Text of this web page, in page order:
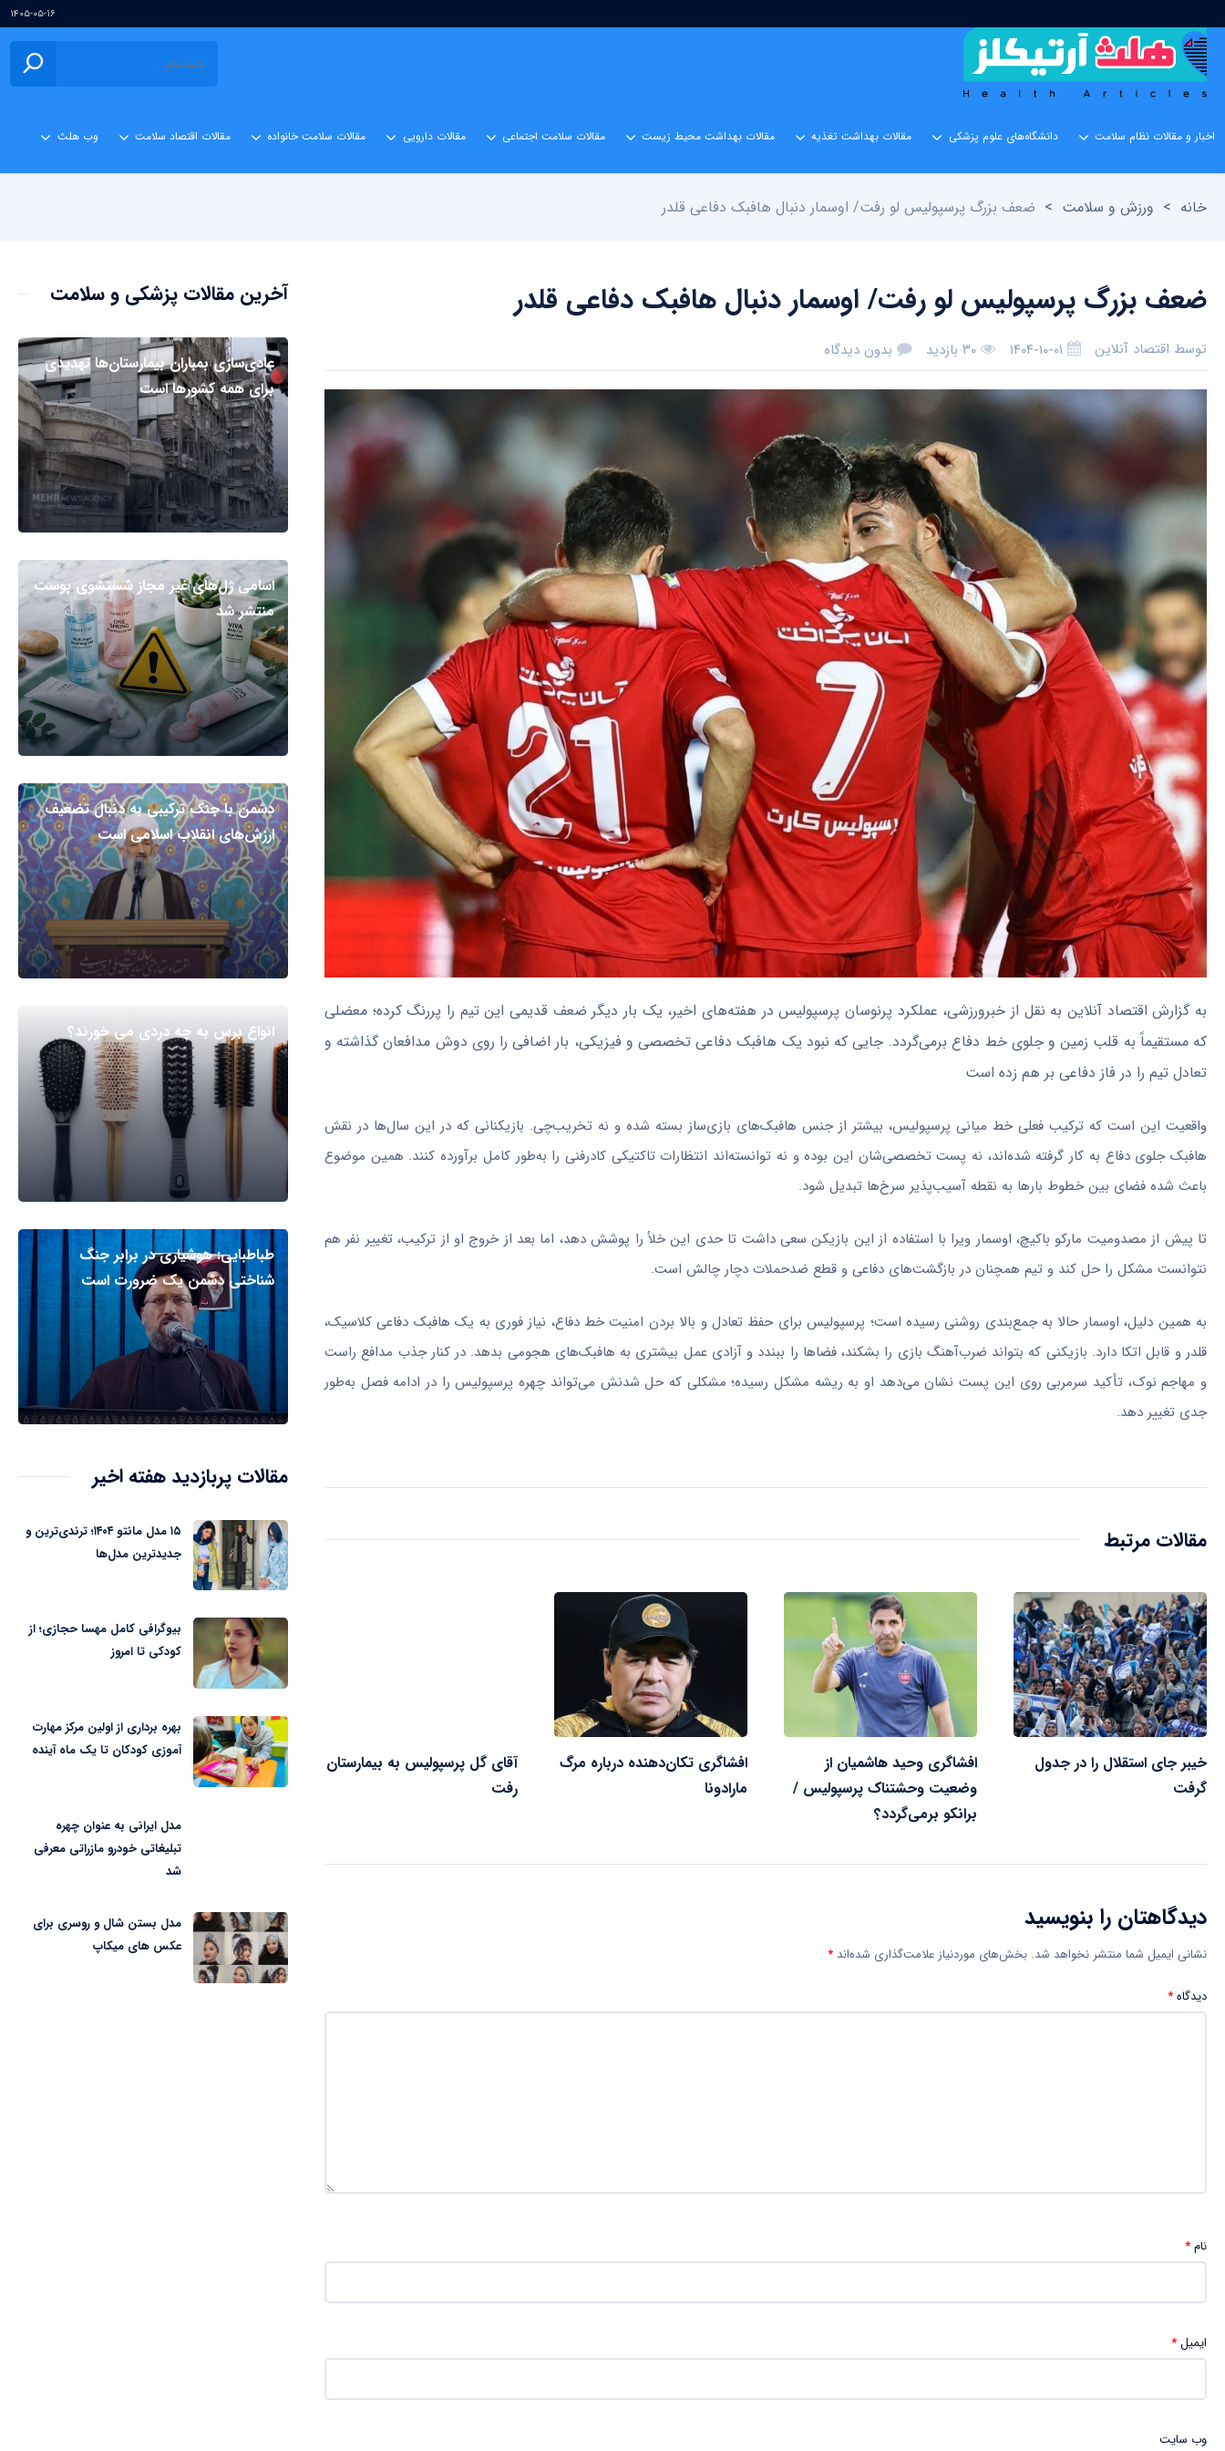
۱۴۰۵-۰۵-۱۶
اخبار و مقالات نظام سلامت دانشگاه‌های علوم پزشکی مقالات بهداشت تغذیه مقالات بهداشت محیط زیست مقالات سلامت اجتماعی مقالات دارویی مقالات سلامت خانواده مقالات اقتصاد سلامت وب هلث
خانه > ورزش و سلامت > ضعف بزرگ پرسپولیس لو رفت/ اوسمار دنبال هافبک دفاعی قلدر
ضعف بزرگ پرسپولیس لو رفت/ اوسمار دنبال هافبک دفاعی قلدر
توسط اقتصاد آنلاین ۱۴۰۴-۱۰-۰۱ ۳۰ بازدید بدون دیدگاه
به گزارش اقتصاد آنلاین به نقل از خبرورزشی، عملکرد پرنوسان پرسپولیس در هفته‌های اخیر، یک بار دیگر ضعف قدیمی این تیم را پررنگ کرده؛ معضلی
که مستقیماً به قلب زمین و جلوی خط دفاع برمی‌گردد. جایی که نبود یک هافبک دفاعی تخصصی و فیزیکی، بار اضافی را روی دوش مدافعان گذاشته و
تعادل تیم را در فاز دفاعی بر هم زده است
واقعیت این است که ترکیب فعلی خط میانی پرسپولیس، بیشتر از جنس هافبک‌های بازی‌ساز بسته شده و نه تخریب‌چی. بازیکنانی که در این سال‌ها در نقش
هافبک جلوی دفاع به کار گرفته شده‌اند، نه پست تخصصی‌شان این بوده و نه توانسته‌اند انتظارات تاکتیکی کادرفنی را به‌طور کامل برآورده کنند. همین موضوع
باعث شده فضای بین خطوط بار‌ها به نقطه آسیب‌پذیر سرخ‌ها تبدیل شود.
تا پیش از مصدومیت مارکو باکیچ، اوسمار ویرا با استفاده از این بازیکن سعی داشت تا حدی این خلأ را پوشش دهد، اما بعد از خروج او از ترکیب، تغییر نفر هم
نتوانست مشکل را حل کند و تیم همچنان در بازگشت‌های دفاعی و قطع ضدحملات دچار چالش است.
به همین دلیل، اوسمار حالا به جمع‌بندی روشنی رسیده است؛ پرسپولیس برای حفظ تعادل و بالا بردن امنیت خط دفاع، نیاز فوری به یک هافبک دفاعی کلاسیک،
قلدر و قابل اتکا دارد. بازیکنی که بتواند ضرب‌آهنگ بازی را بشکند، فضا‌ها را ببندد و آزادی عمل بیشتری به هافبک‌های هجومی بدهد. در کنار جذب مدافع راست
و مهاجم نوک، تأکید سرمربی روی این پست نشان می‌دهد او به ریشه مشکل رسیده؛ مشکلی که حل شدنش می‌تواند چهره پرسپولیس را در ادامه فصل به‌طور
جدی تغییر دهد.
مقالات مرتبط
خیبر جای استقلال را در جدول
گرفت
افشاگری وحید هاشمیان از
وضعیت وحشتناک پرسپولیس /
برانکو برمی‌گردد؟
افشاگری تکان‌دهنده درباره مرگ
مارادونا
آقای گل پرسپولیس به بیمارستان
رفت
دیدگاهتان را بنویسید
نشانی ایمیل شما منتشر نخواهد شد. بخش‌های موردنیاز علامت‌گذاری شده‌اند *
دیدگاه*
نام*
ایمیل*
وب‌ سایت
آخرین مقالات پزشکی و سلامت
عادی‌سازی بمباران بیمارستان‌ها تهدیدی
برای همه کشورها است
اسامی ژل‌های غیر مجاز شستشوی پوست
منتشر شد
دشمن با جنگ ترکیبی به دنبال تضعیف
ارزش‌های انقلاب اسلامی است
انواع برس به چه دردی می خورند؟
طباطبایی: هوشیاری در برابر جنگ
شناختی دشمن یک ضرورت است
مقالات پربازدید هفته اخیر
۱۵ مدل مانتو ۱۴۰۴؛ ترندی‌ترین و
جدیدترین مدل‌ها
بیوگرافی کامل مهسا حجازی؛ از
کودکی تا امروز
بهره برداری از اولین مرکز مهارت
آموزی کودکان تا یک ماه آینده
مدل ایرانی به عنوان چهره
تبلیغاتی خودرو مازراتی معرفی
شد
مدل بستن شال و روسری برای
عکس های میکاپ